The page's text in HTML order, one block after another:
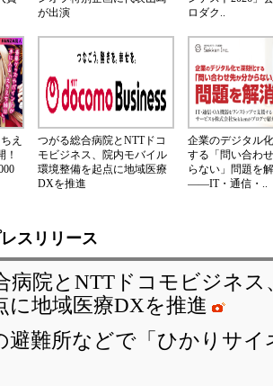
が出演
ロダク..
え
！
つがる総合病院とNTTドコ
モビジネス、院内モバイル
環境整備を起点に地域医療
DXを推進
企業のデジタル
する「問い合わ
らない」問題を
――IT・通信・..
スリリース
病院とNTTドコモビジネ
に地域医療DXを推進
避難所などで「ひかりサ